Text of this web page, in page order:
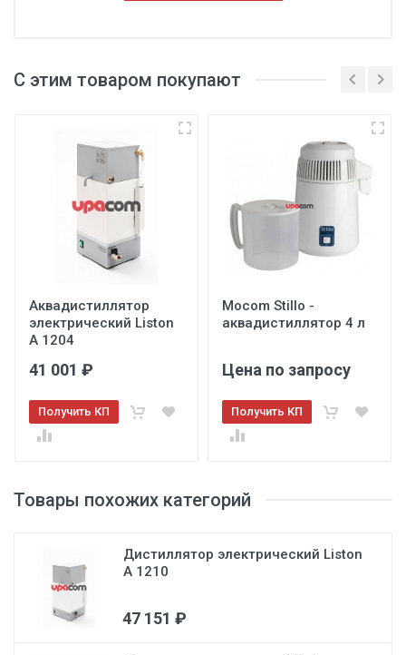
Товары похожих категорий
Дистиллятор электрический Liston
A 1210
47 151 ₽
Высота
62 см
Регистрационное
Отправить на почту
Отправить
С этим товаром покупают
Аквадистиллятор
электрический Liston
A 1204
41 001 ₽
Получить КП
Mocom Stillo -
аквадистиллятор 4 л
Цена по запросу
Получить КП